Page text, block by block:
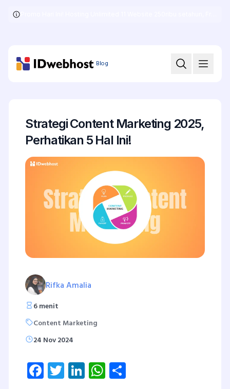
Blog
Strategi Content Marketing 2025,
Perhatikan 5 Hal Ini!
Rifka Amalia
6 menit
Content Marketing
24 Nov 2024
Facebook
Twitter
LinkedInWhatsApp